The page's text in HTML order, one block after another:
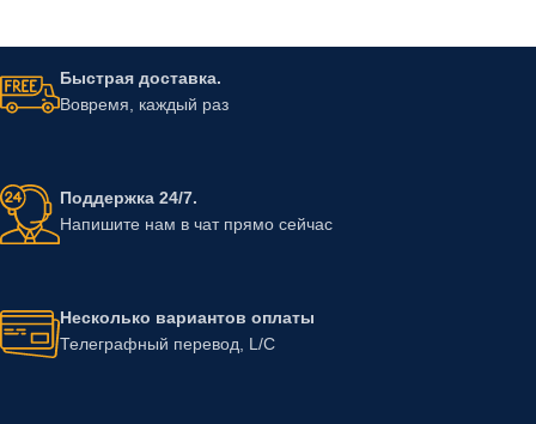
Быстрая доставка.
Вовремя, каждый раз
Поддержка 24/7.
Напишите нам в чат прямо сейчас
Несколько вариантов оплаты
Телеграфный перевод, L/C